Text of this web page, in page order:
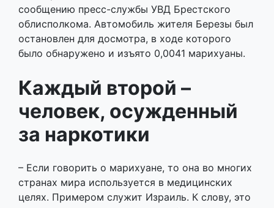
Каждый второй –
человек, осужденный
за наркотики
– Если говорить о марихуане, то она во многих
странах мира используется в медицинских
целях. Примером служит Израиль. К слову, это
страна, которая является первой по лечению
онкологических заболеваний.
Говоря о лечебных свойствах и применении
марихуаны в медицине, мнению ребят,
естественно, имеет место быть. В древности